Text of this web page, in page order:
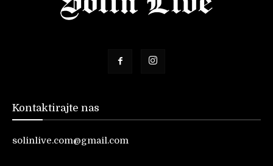
Kontaktirajte nas
solinlive.com@gmail.com